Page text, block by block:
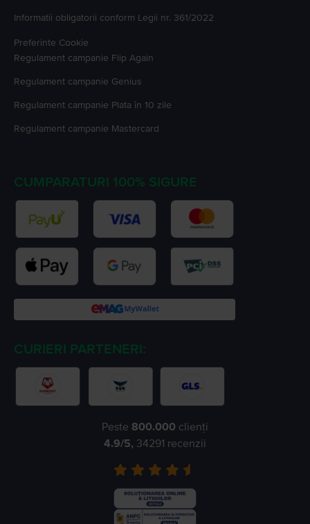
Informatii obligatorii conform Legii nr. 361/2022
Preferinte Cookie
Regulament campanie Flip Again
Regulament campanie Genius
Regulament campanie Plata în 10 zile
Regulament campanie Mastercard
CUMPARATURI 100% SIGURE
CURIERI PARTENERI:
Peste 800.000 clienți
4.9/5, 34291 recenzii